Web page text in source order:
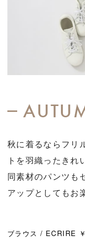
秋に着るならフリ
トを羽織ったきれ
同素材のパンツも
アップとしてもお
ブラウス / ECRIRE